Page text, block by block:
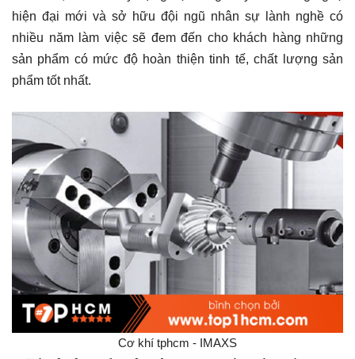
hiện đại mới và sở hữu đội ngũ nhân sự lành nghề có
nhiều năm làm việc sẽ đem đến cho khách hàng những
sản phẩm có mức độ hoàn thiện tinh tế, chất lượng sản
phẩm tốt nhất.
Cơ khí tphcm - IMAXS